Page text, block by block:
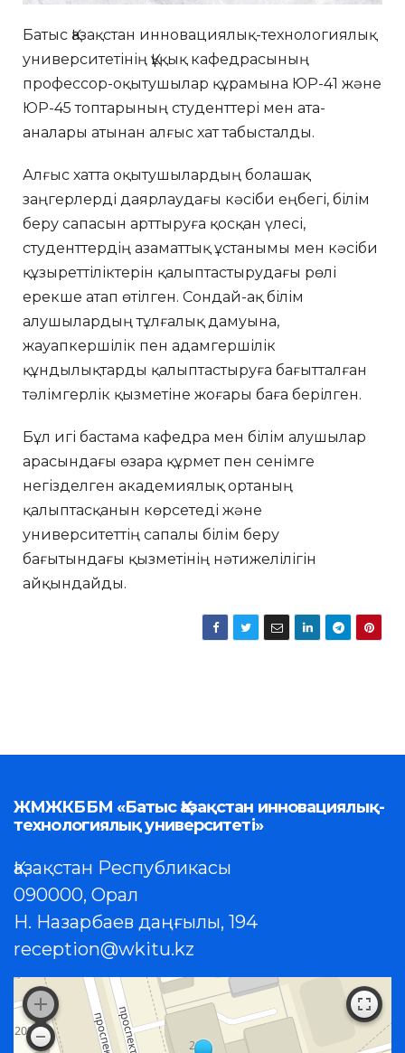
Батыс Қазақстан инновациялық-технологиялық
университетінің Құқық кафедрасының
профессор-оқытушылар құрамына ЮР-41 және
ЮР-45 топтарының студенттері мен ата-
аналары атынан алғыс хат табысталды.
Алғыс хатта оқытушылардың болашақ
заңгерлерді даярлаудағы кәсіби еңбегі, білім
беру сапасын арттыруға қосқан үлесі,
студенттердің азаматтық ұстанымы мен кәсіби
құзыреттіліктерін қалыптастырудағы рөлі
ерекше атап өтілген. Сондай-ақ білім
алушылардың тұлғалық дамуына,
жауапкершілік пен адамгершілік
құндылықтарды қалыптастыруға бағытталған
тәлімгерлік қызметіне жоғары баға берілген.
Бұл игі бастама кафедра мен білім алушылар
арасындағы өзара құрмет пен сенімге
негізделген академиялық ортаның
қалыптасқанын көрсетеді және
университеттің сапалы білім беру
бағытындағы қызметінің нәтижелілігін
айқындайды.
ЖМЖКББМ «Батыс Қазақстан инновациялық-
технологиялық университеті»
Қазақстан Республикасы
090000, Орал
Н. Назарбаев даңғылы, 194
reception@wkitu.kz